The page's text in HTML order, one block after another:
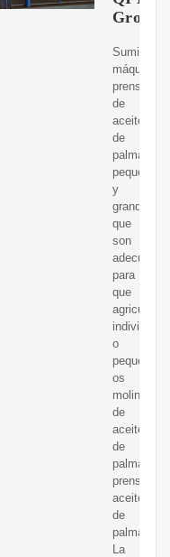
Group
máquinas
de
aceite
de
palma
pequeñas
y
grandes,
que
son
adecuadas
para
que
o
peque?
os
molinos
de
aceite
de
palma
prensen
aceite
de
palma.
La